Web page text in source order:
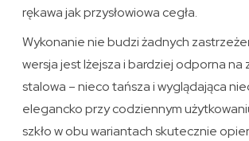
rękawa jak przysłowiowa cegła.
Wykonanie nie budzi żadnych
wersja jest lżejsza i bardziej odporna na
stalowa – nieco tańsza i wyglądająca
elegancko przy codziennym
szkło w obu wariantach skutecznie